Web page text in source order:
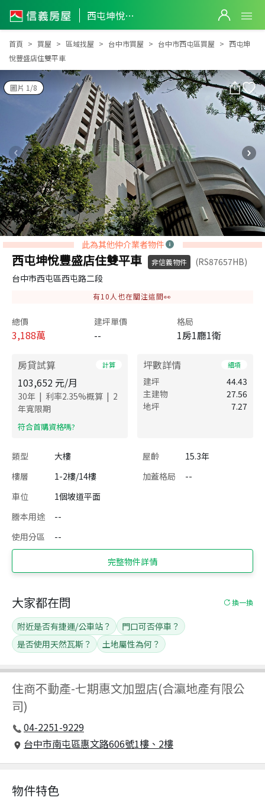
西屯坤悅豐盛店住雙平車
西屯坤悅豐盛店住雙平車
首頁 買屋 區域找屋 台中市買屋 台中市西屯區買屋
西屯坤
悅豐盛店住雙平車
圖片 1/8
此為其他仲介業者物件
西屯坤悅豐盛店住雙平車 非信義物件
(RS87657HB)
台中市西屯區西屯路二段
有10 人也在關注這間👀
總價
3,188萬
建坪單價
--
格局
1房1廳1衛
房貸試算 計算
103,652 元/月
30年 | 利率2.35%概算 | 2
年寬限期
​符合首購資格嗎?
坪數詳情 細項
建坪
44.43
主建物
27.56
地坪
7.27
類型 大樓 屋齡
15.3年
樓層
1-2樓/14樓 加蓋格局
--
車位
1個坡道平面
謄本用途
--
使用分區
--
完整物件詳情
住商不動產-七期惠文加盟店(合瀛地產有限公
司)
04-2251-9229
台中市南屯區惠文路606號1樓、2樓
大家都在問 換一換
附近是否有捷運/公車站？
門口可否停車？
是否使用天然瓦斯？
土地屬性為何？
物件特色